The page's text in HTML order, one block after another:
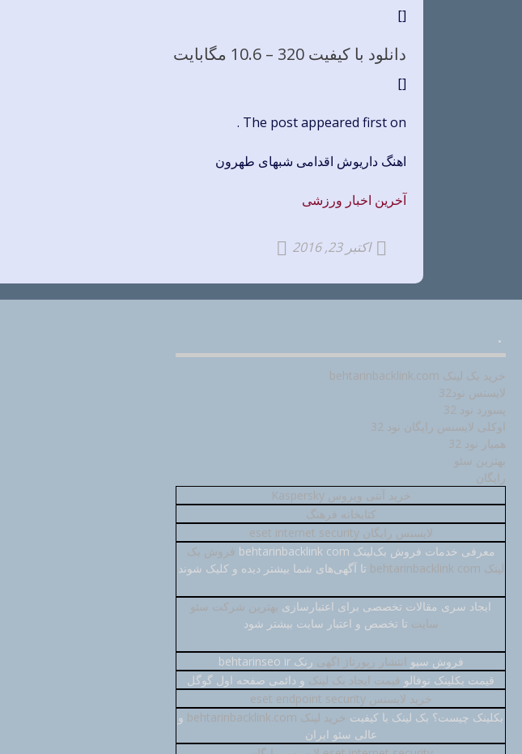
[]
دانلود با کیفیت 320 – 10.6 مگابایت
[]
The post appeared first on .
اهنگ داریوش اقدامی شبهای طهرون
آخرین اخبار ورزشی
اکتبر 23, 2016
.
خرید بک لینک behtarinbacklink.com
لایسنس نود32
پسورد نود 32
اوکلی لایسنس رایگان نود 32
همیار نود 32
بهترین سئو
رایگان
خرید آنتی ویروس Kaspersky
کتابخانه فرهنگ
لایسنس رایگان eset internet security
معرفی خدمات فروش بک‌لینک behtarinbacklink com
فروش بک
لینک behtarinbacklink com
تا آگهی‌های شما بیشتر دیده و کلیک شوند
ایجاد سری مقالات تخصصی برای اعتبارسازی بهترین شرکت سئو
سایت تا تخصص و اعتبار سایت بیشتر شود
فروش سیو انتشار رپورتاژ اگهی رنک behtarinseo ir
قیمت بکلینک نوفالو قیمت ایجاد بک لینک و دائمی صفحه اول گوگل
خرید لایسنس eset endpoint security
بکلینک چیست؟ بک لینک با کیفیت خرید لینک behtarinbacklink.com
و
عالی سئو ایران